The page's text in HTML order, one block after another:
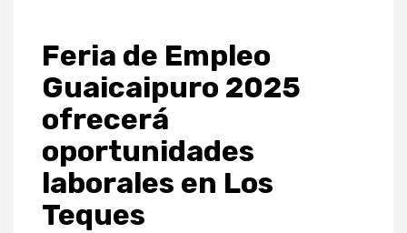
Feria de Empleo
Guaicaipuro 2025
ofrecerá
oportunidades
laborales en Los
Teques